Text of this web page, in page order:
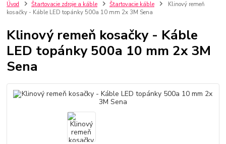
Úvod Štartovacie zdroje a káble Štartovacie káble
Klinový remeň
kosačky - Káble LED topánky 500a 10 mm 2x 3M Sena
Klinový remeň kosačky - Káble
LED topánky 500a 10 mm 2x 3M
Sena